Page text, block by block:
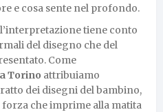
e cosa sente nel profondo.
tiene conto
del disegno che del
Come
Torino attribuiamo
dei disegni del bambino,
che imprime alla matita